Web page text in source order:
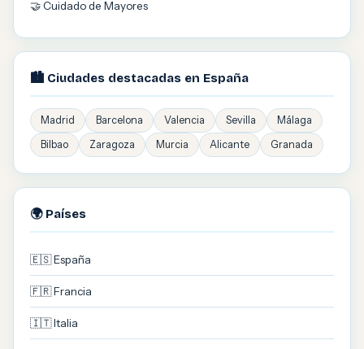
🤝 Cuidado de Mayores
🏙️ Ciudades destacadas en España
Madrid Barcelona Valencia Sevilla
Málaga
Bilbao
Zaragoza Murcia Alicante Granada
🌍 Países
🇪🇸 España
🇫🇷 Francia
🇮🇹 Italia